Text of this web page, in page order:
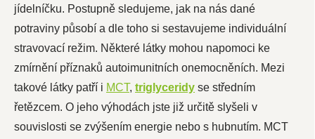
jídelníčku. Postupně sledujeme, jak na nás dané
potraviny působí a dle toho si sestavujeme individuální
stravovací režim. Některé látky mohou napomoci ke
zmírnění příznaků autoimunitních onemocněních. Mezi
takové látky patří i MCT, triglyceridy se středním
řetězcem. O jeho výhodách jste již určitě slyšeli v
souvislosti se zvýšením energie nebo s hubnutím. MCT